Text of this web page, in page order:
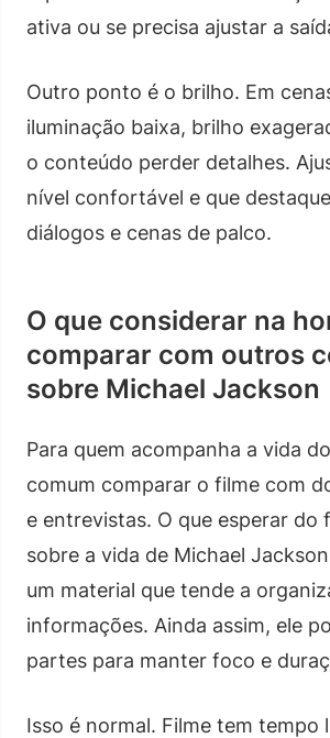
ativa ou se precisa ajustar a
Outro ponto é o brilho. Em
iluminação baixa, brilho
o conteúdo perder detalhes.
nível confortável e que
diálogos e cenas de palco.
O que considerar na
comparar com outros
sobre Michael Jackson
Para quem acompanha a vida
comum comparar o filme com
e entrevistas. O que esperar do
sobre a vida de Michael
um material que tende a
informações. Ainda assim, ele
partes para manter foco e
Isso é normal. Filme tem tempo